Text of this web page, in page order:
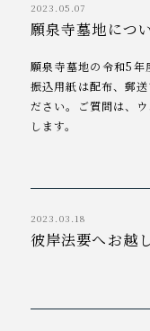
2023.05.07
願泉寺墓地につ
願泉寺墓地の令和5年
振込用紙は配布、郵
ださい。ご質問は、
します。
2023.03.18
彼岸法要へお越